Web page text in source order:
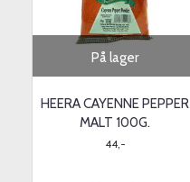
På lager
HEERA CAYENNE PEPPER
MALT 100G.
44,-